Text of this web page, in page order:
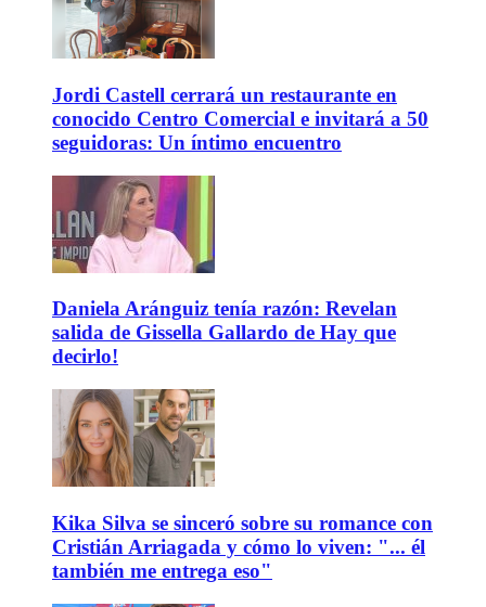
Jordi Castell cerrará un restaurante en
conocido Centro Comercial e invitará a 50
seguidoras: Un íntimo encuentro
Daniela Aránguiz tenía razón: Revelan
salida de Gissella Gallardo de Hay que
decirlo!
Kika Silva se sinceró sobre su romance con
Cristián Arriagada y cómo lo viven: "... él
también me entrega eso"